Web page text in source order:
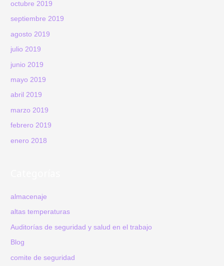
octubre 2019
septiembre 2019
agosto 2019
julio 2019
junio 2019
mayo 2019
abril 2019
marzo 2019
febrero 2019
enero 2018
almacenaje
altas temperaturas
Auditorías de seguridad y salud en el trabajo
Blog
comite de seguridad